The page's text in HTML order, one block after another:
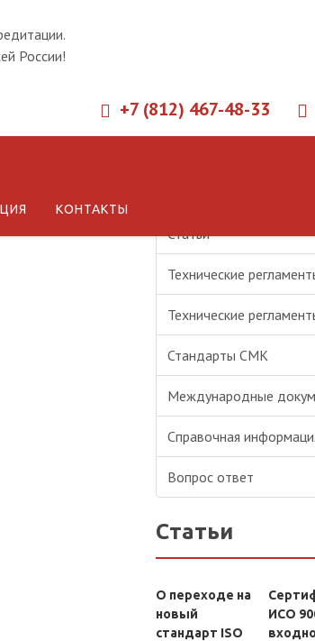
России!
+7 (812) 467-48-33
КОНТАКТЫ
Статьи
Технические
Технические
Стандарты СМК
Международные
Справочная
Вопрос ответ
Статьи
О переходе на
новый
стандарт ISO
ИСО